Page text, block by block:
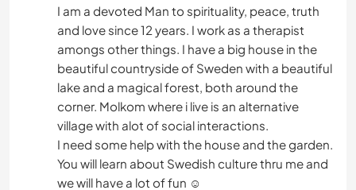
I am a devoted Man to spirituality, peace, truth
and love since 12 years. I work as a therapist
amongs other things. I have a big house in the
beautiful countryside of Sweden with a beautiful
lake and a magical forest, both around the
corner. Molkom where i live is an alternative
village with alot of social interactions.
I need some help with the house and the garden.
You will learn about Swedish culture thru me and
we will have a lot of fun ☺️